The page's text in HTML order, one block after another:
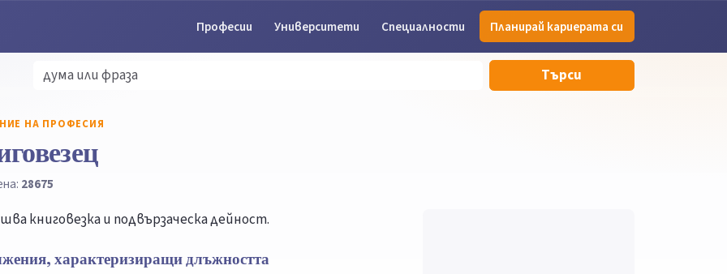
Професии Университети Специалности Планирай кариерата си
Търси
НА ПРОФЕСИЯ
28675
книговезка и подвързаческа дейност.
характеризиращи длъжността